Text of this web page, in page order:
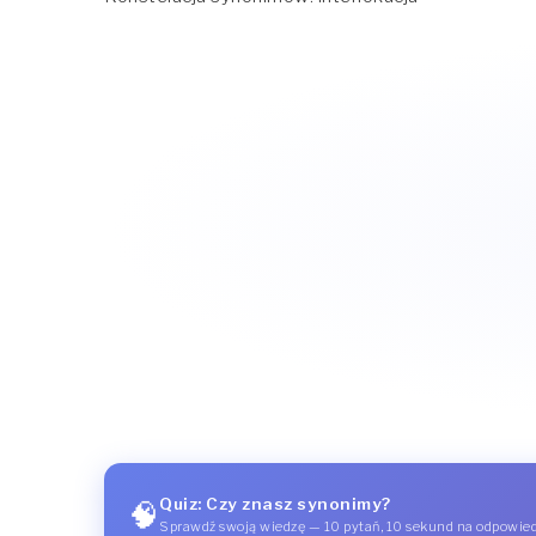
🧠 Quiz: Czy znasz synonimy?
Sprawdź swoją wiedzę — 10 pytań, 10 sekund na